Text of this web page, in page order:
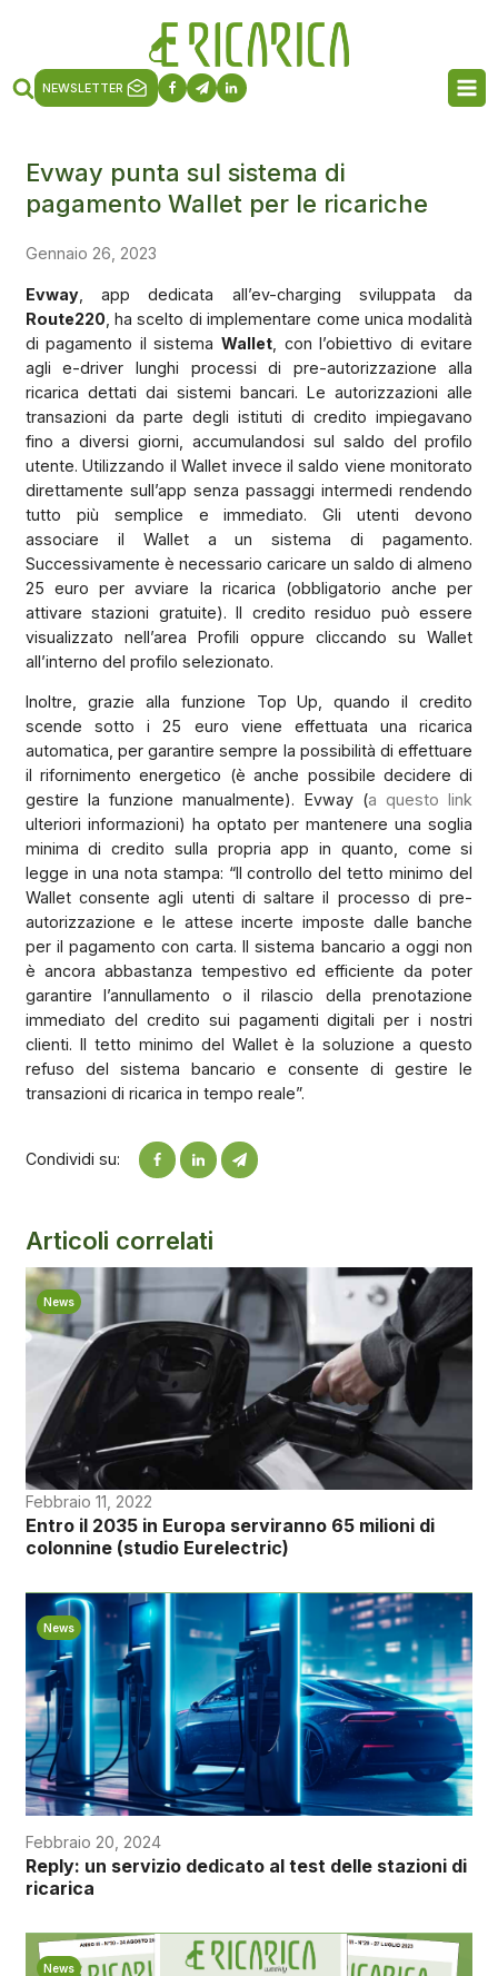
NEWSLETTER
Evway punta sul sistema di
pagamento Wallet per le ricariche
Gennaio 26, 2023
Evway, app dedicata all’ev-charging sviluppata da
Route220, ha scelto di implementare come unica modalità
di pagamento il sistema Wallet , con l’obiettivo di evitare
agli e-driver lunghi processi di pre-autorizzazione alla
ricarica dettati dai sistemi bancari. Le autorizzazioni alle
transazioni da parte degli istituti di credito impiegavano
fino a diversi giorni, accumulandosi sul saldo del profilo
utente. Utilizzando il Wallet invece il saldo viene monitorato
direttamente sull’app senza passaggi intermedi rendendo
tutto più semplice e immediato. Gli utenti devono
associare il Wallet a un sistema di pagamento.
Successivamente è necessario caricare un saldo di almeno
25 euro per avviare la ricarica (obbligatorio anche per
attivare stazioni gratuite). Il credito residuo può essere
visualizzato nell’area Profili oppure cliccando su Wallet
all’interno del profilo selezionato.
Inoltre, grazie alla funzione Top Up, quando il credito
scende sotto i 25 euro viene effettuata una ricarica
automatica, per garantire sempre la possibilità di effettuare
il rifornimento energetico (è anche possibile decidere di
gestire la funzione manualmente). Evway (a questo link
ulteriori informazioni) ha optato per mantenere una soglia
minima di credito sulla propria app in quanto, come si
legge in una nota stampa: “Il controllo del tetto minimo del
Wallet consente agli utenti di saltare il processo di pre-
autorizzazione e le attese incerte imposte dalle banche
per il pagamento con carta. Il sistema bancario a oggi non
è ancora abbastanza tempestivo ed efficiente da poter
garantire l’annullamento o il rilascio della prenotazione
immediato del credito sui pagamenti digitali per i nostri
clienti. Il tetto minimo del Wallet è la soluzione a questo
refuso del sistema bancario e consente di gestire le
transazioni di ricarica in tempo reale”.
Condividi su:
Articoli correlati
News
Febbraio 11, 2022
Entro il 2035 in Europa serviranno 65 milioni di
colonnine (studio Eurelectric)
News
Febbraio 20, 2024
Reply: un servizio dedicato al test delle stazioni di
ricarica
News